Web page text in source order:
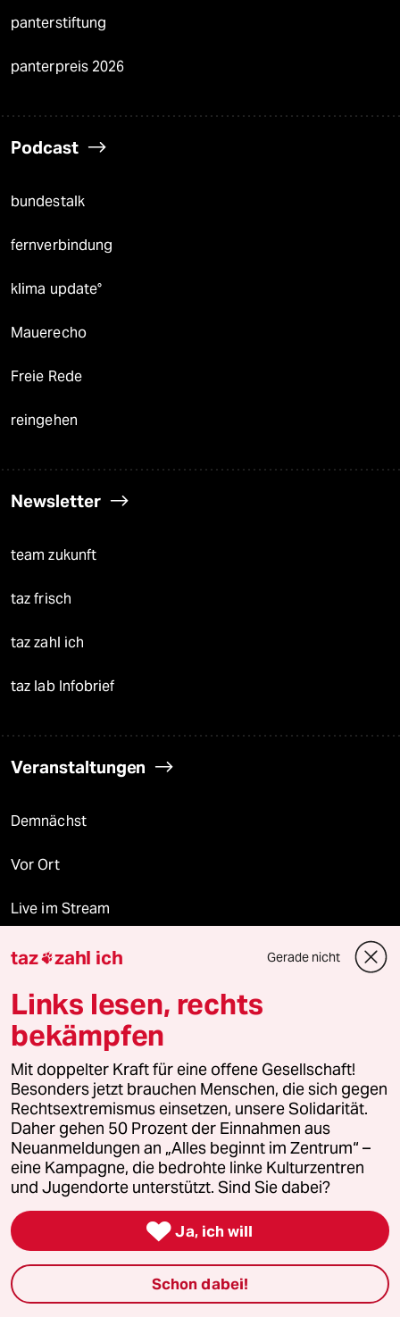
panterstiftung
panterpreis 2026
Podcast
bundestalk
fernverbindung
klima update°
Mauerecho
Freie Rede
reingehen
Newsletter
team zukunft
taz frisch
taz zahl ich
taz lab Infobrief
Veranstaltungen
Demnächst
Vor Ort
Live im Stream
Vergangene
taz lab 2027
Mehr taz Lesestoff
taz Blogs
taz FUTURZWEI
Le Monde diplomatique
taz Archiv
taz zahl ich Gerade nicht
Links lesen, rechts
bekämpfen
Mit doppelter Kraft für eine offene Gesellschaft!
Besonders jetzt brauchen Menschen, die sich gegen
Rechtsextremismus einsetzen, unsere Solidarität.
Daher gehen 50 Prozent der Einnahmen aus
Neuanmeldungen an „Alles beginnt im Zentrum“ –
eine Kampagne, die bedrohte linke Kulturzentren
und Jugendorte unterstützt. Sind Sie dabei?
 Ja, ich will
Schon dabei!